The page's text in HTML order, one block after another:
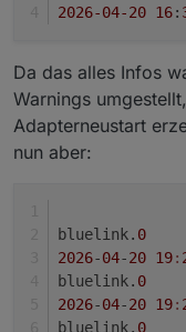
#
#
#
#
#
class
Nun sollte
Token und
Diese mit
kopieren
Als letztes
der
A
2026-04-20 16:
Da das alles Infos
Warnings
Adapterneustart
nun aber:
bluelink. 0
2026-04-20 19:
bluelink. 0
2026-04-20 19:
bluelink. 0